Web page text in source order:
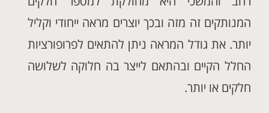
המנותקים זה מזה ובכך יוצרים מראה ייחודי וקליל
יותר. את גודל המראה ניתן להתאים לפרופורציות
החלל הקיים ובהתאם לייצר בה חלוקה לשלושה
חלקים או יותר.